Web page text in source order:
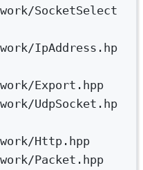
SocketSelect
IpAddress.hp
Export.hpp
UdpSocket.hp
Http.hpp
Packet.hpp